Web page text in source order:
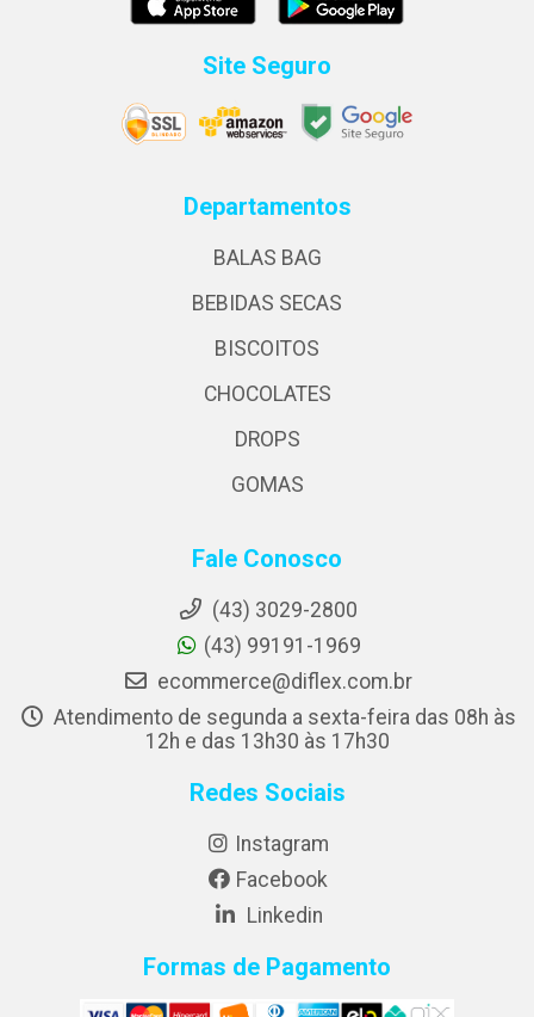
Site Seguro
Departamentos
BALAS BAG
BEBIDAS SECAS
BISCOITOS
CHOCOLATES
DROPS
GOMAS
Fale Conosco
(43) 3029-2800
(43) 99191-1969
ecommerce@diflex.com.br
Atendimento de segunda a sexta-feira das 08h às
12h e das 13h30 às 17h30
Redes Sociais
Instagram
Facebook
Linkedin
Formas de Pagamento